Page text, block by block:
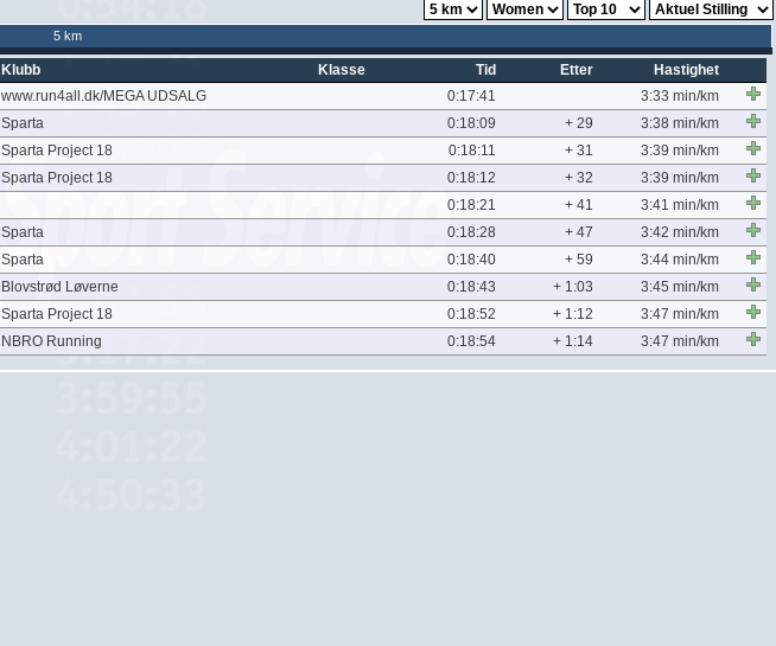
5 km
Klubb Klasse Tid Etter
Hastighet
www.run4all.dk/MEGA UDSALG 0:17:41
3:33 min/km
Sparta 0:18:09 + 29
3:38 min/km
Sparta Project 18 0:18:11 + 31
3:39 min/km
Sparta Project 18 0:18:12 + 32
3:39 min/km
0:18:21 + 41
3:41 min/km
Sparta 0:18:28 + 47
3:42 min/km
Sparta 0:18:40 + 59
3:44 min/km
Blovstrød Løverne 0:18:43 + 1:03
3:45 min/km
Sparta Project 18 0:18:52 + 1:12
3:47 min/km
NBRO Running 0:18:54 + 1:14 3:47 min/km